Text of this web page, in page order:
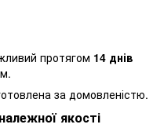
протягом 14 днів
​​за домовленістю.
якості